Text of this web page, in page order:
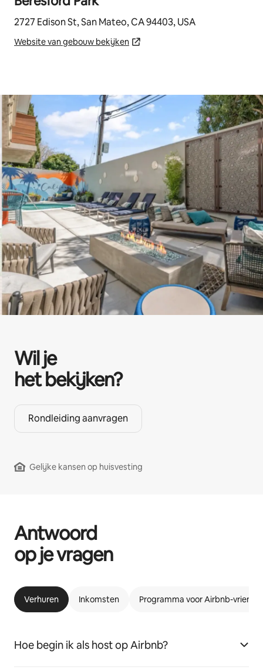
2727 Edison St, San Mateo, CA 94403, USA
Website van gebouw bekijken
Wil je
het bekijken?
Rondleiding aanvragen
Gelijke kansen op huisvesting
Antwoord
op je vragen
Verhuren Inkomsten Programma voor Airbnb-
Hoe begin ik als host op Airbnb?